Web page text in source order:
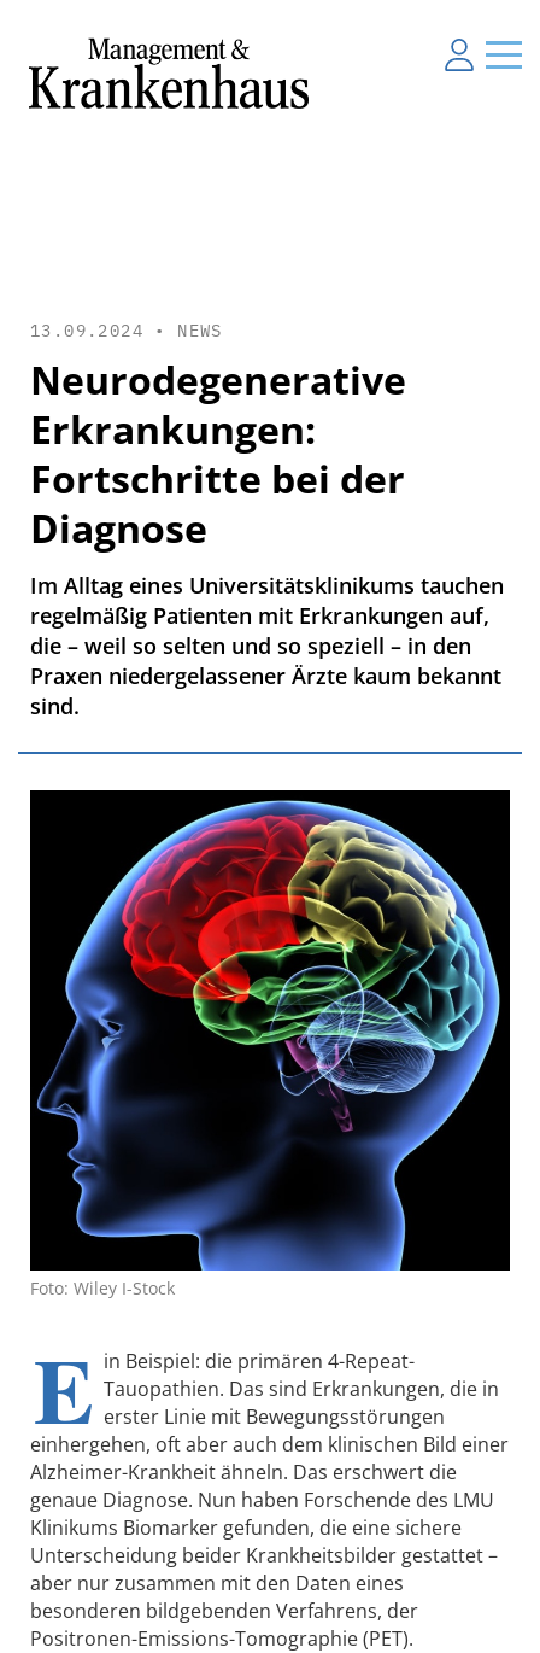
13.09.2024 • NEWS
Neurodegenerative
Erkrankungen:
Fortschritte bei der
Diagnose
Im Alltag eines Universitätsklinikums tauchen
regelmäßig Patienten mit Erkrankungen auf,
die – weil so selten und so speziell – in den
Praxen niedergelassener Ärzte kaum bekannt
sind.
Foto: Wiley I-Stock
E in Beispiel: die primären 4-Repeat-
Tauopathien. Das sind Erkrankungen, die in
erster Linie mit Bewegungsstörungen
einhergehen, oft aber auch dem klinischen Bild einer
Alzheimer-Krankheit ähneln. Das erschwert die
genaue Diagnose. Nun haben Forschende des LMU
Klinikums Biomarker gefunden, die eine sichere
Unterscheidung beider Krankheitsbilder gestattet –
aber nur zusammen mit den Daten eines
besonderen bildgebenden Verfahrens, der
Positronen-Emissions-Tomographie (PET).